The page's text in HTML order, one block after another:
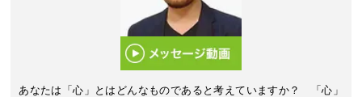
あなたは「心」とはどんなものであると考えていますか？ 「心」